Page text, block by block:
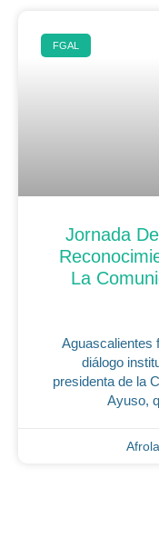
FGAL
Jornada
La
Aguascalientes
diálogo
presidenta de la
Ayuso,